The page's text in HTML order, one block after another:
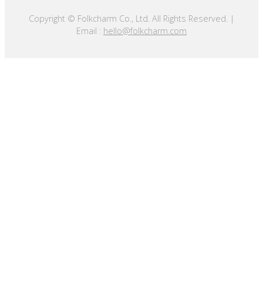
Copyright © Folkcharm Co., Ltd. All Rights Reserved. |
Email : hello@folkcharm.com